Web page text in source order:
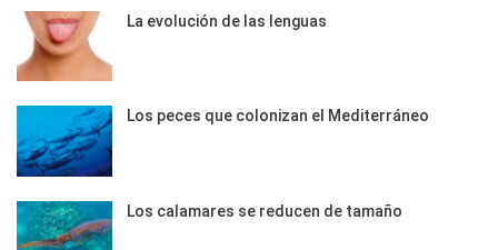
La evolución de las lenguas
Los peces que colonizan el Mediterráneo
Los calamares se reducen de tamaño